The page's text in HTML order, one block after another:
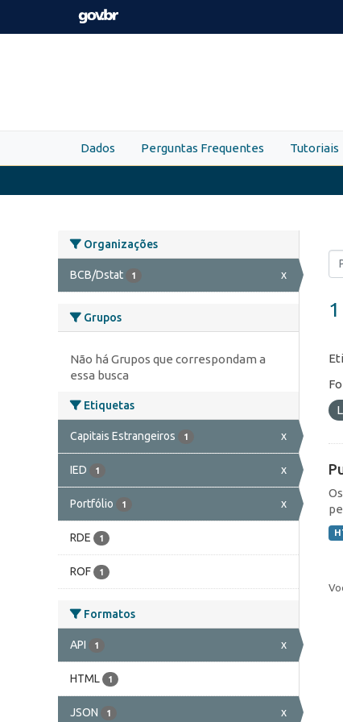
Skip to main content
Dados Perguntas Frequentes Tutoriais
Organizações
BCB/Dstat 1 x
Grupos
Não há Grupos que correspondam a
essa busca
Etiquetas
Capitais Estrangeiros 1 x
IED 1 x
Portfólio 1 x
RDE 1
ROF 1
Formatos
API 1 x
HTML 1
JSON 1 x